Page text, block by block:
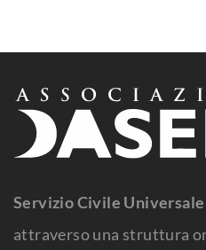
Servizio Civile Universale
attraverso una struttura